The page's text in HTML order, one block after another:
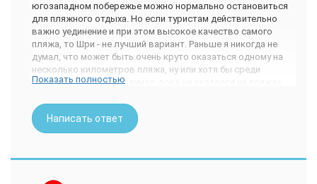
югозападном побережье можно нормально остановиться
для пляжного отдыха. Но если туристам действительно
важно уединение и при этом высокое качество самого
пляжа, то Шри - не лучший вариант. Раньше я никогда не
думал, что может быть очень круто оказаться одному на
несколько километров пляжа, ну или хотя бы среди
десятка туристов. Не думал, пока не оказался на пляжах
действительно уединение. И при этом (в Дананге) ещё и вся
пляжная инфраструктура к твоим услугам. В общем, пару
лет назад словил себя на мысли, что больше без веской на
поеду. Поэтому маршруты планирую так, чтобы, по
Показать полностью
Написать ответ